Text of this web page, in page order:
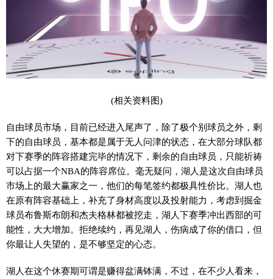
(相关资料图)
自由球员市场，目前已经进入尾声了，除了极个别球员之外，剩
下的自由球员，基本都是属于无人问津的状态，在大部分球队都
对下赛季的阵容搭建完毕的情况下，剩余的自由球员，只能祈祷
可以占据一个NBA的阵容席位。毫无疑问，湖人是这次自由球员
市场上的最大赢家之一，他们的每笔签约都极具性价比。湖人也
在原有阵容基础上，补充了身材高度以及投射能力，考虑到掘金
球员布鲁斯布朗和杰夫格林都被挖走，湖人下赛季冲出西部的可
能性，大大增加。拒绝续约，再见湖人，伤病成了你的借口，但
你最让人失望的，是不够坚定的心态。
湖人在这个休赛期可谓是赚得盆满钵满，不过，在不少人看来，